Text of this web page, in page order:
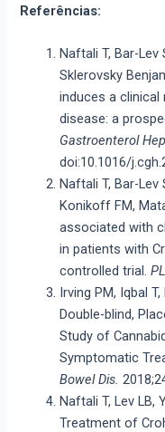
Referências:
Naftali T, Bar-Lev
Sklerovsky
induces a clinical
disease: a
Gastroenterol
doi:10.1016/
Naftali T, Bar-Lev
Konikoff FM,
associated with
in patients with
controlled trial.
Irving PM, Iqbal
Double-blind,
Study of
Symptomatic
Bowel Dis.
Naftali T, Lev LB,
Treatment of